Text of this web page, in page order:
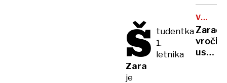
Š tudentka
1.
letnika
Zara
je
nove
viruse
VAL
Zaradi